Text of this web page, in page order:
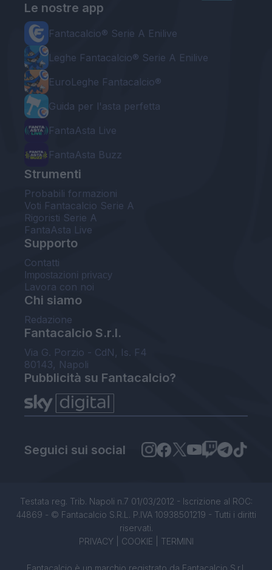
Le nostre app
Fantacalcio® Serie A Enilive
Leghe Fantacalcio® Serie A Enilive
EuroLeghe Fantacalcio®
Guida per l'asta perfetta
FantaAsta Live
FantaAsta Buzz
Strumenti
Probabili formazioni
Voti Fantacalcio Serie A
Rigoristi Serie A
FantaAsta Live
Supporto
Contatti
Impostazioni privacy
Lavora con noi
Chi siamo
Redazione
Fantacalcio S.r.l.
Via G. Porzio - CdN, Is. F4
80143, Napoli
Pubblicità su Fantacalcio?
Seguici sui social
Testata reg. Trib. Napoli n.7 01/03/2012 - Iscrizione al ROC:
44869 - © Fantacalcio S.R.L. P.IVA 10938501219 - Tutti i diritti
riservati.
PRIVACY| COOKIE TERMINI
Fantacalcio è un marchio registrato da Fantacalcio S.r.l.